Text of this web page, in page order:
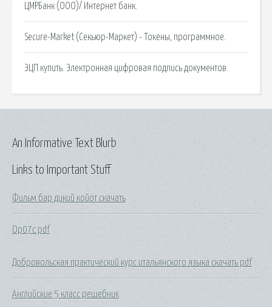
ЦМРБанк (ООО)/ Интернет банк.
Secure-Market (Секьюр-Маркет) - Токены, программное.
ЭЦП купить. Электронная цифровая подпись документов.
Links to Important Stuff
Фильм бар дикий койот скачать
Op07c pdf
Добровольская практический курс итальянского языка скачать pdf
Английские 5 класс решебник
An Informative Text Blurb